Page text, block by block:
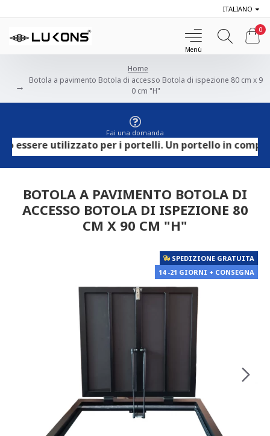
ITALIANO
0
Home
Botola a pavimento Botola di accesso Botola di ispezione 80 cm x 9
0 cm "H"
Fai una domanda
utilizzato per i portelli. Un portello in
BOTOLA A PAVIMENTO BOTOLA DI
ACCESSO BOTOLA DI ISPEZIONE 80
CM X 90 CM "H"
SPEDIZIONE GRATUITA
14 -21 GIORNI + CONSEGNA